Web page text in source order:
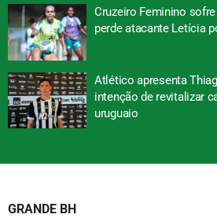
Cruzeiro Feminino
perde atacante Letícia
Atlético apresenta
intenção de revitalizar
uruguaio
GRANDE BH